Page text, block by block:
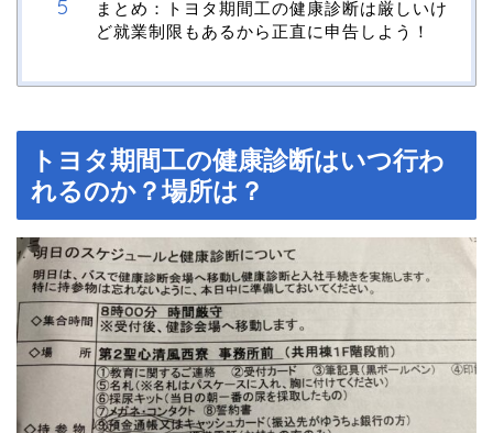
まとめ：トヨタ期間工の健康診断は厳しいけ
ど就業制限もあるから正直に申告しよう！
トヨタ期間工の健康診断はいつ行わ
れるのか？場所は？